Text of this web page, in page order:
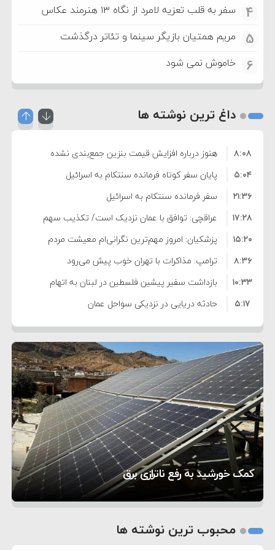
4 سفر به قلب تعزیه لامرد از نگاه ۱۳ هنرمند عکاس
5 مریم همتیان بازیگر سینما و تئاتر درگذشت
6 خاموش نمی شود
داغ ترین نوشته ها
هنوز درباره افزایش قیمت بنزین جمع‌بندی نشده
است/ کالا برگ قطعا افزایش می‌یابد
۸:۰۸
پایان سفر کوتاه فرمانده سنتکام به اسرائیل
۵:۰۴
سفر فرمانده سنتکام به اسرائیل
۲۱:۳۶
عراقچی: توافق با عمان نزدیک است/ تکذیب سهم
۱۱ درصدی ایران از خزر
۱۷:۲۸
پزشکیان: امروز مهم‌ترین نگرانی‌ام معیشت مردم
است
۱۵:۲۰
ترامپ: مذاکرات با تهران خوب پیش می‌رود
۸:۳۶
بازداشت سفیر پیشین فلسطین در لبنان به اتهام
فساد و اختلاس اموال
۱۰:۳۳
حادثه دریایی در نزدیکی سواحل عمان
۵:۱۷
معاون دفتر پزشکیان: ادعای استعفای رئیس‌جمهور
واهی و کذب محض است
۴:۴۱
زمان و تاریخ مذاکرات آمریکا و ایران هنوز نهایی
نشده است
۲۰:۳۹
وزیر جنگ آمریکا: ماشین جنگی ما آماده حمله
نظامی علیه ایران است
۶:۵۰
موافقت ترامپ با لغو حمله به ایران
۶:۲۱
هشدار عراقچی به همتای عربستانی درباره همراهی با
آمریکا
۲:۱۵
مقام ارشد امنیتی: برنامه گسترده‌ای برای پاسخ به
دیوانگی آمریکا داریم
۷:۱۰
ترامپ دستور حملات جدید علیه ایران را صادر کرد
۵:۴۵
کمک خورشید به رفع ناترازی برق
تحسین کارگردان «جنگ و صلح» از سینمای ایران؛ روایتی
از عشق عمیق به مردم
۵ شهر افسانه‌ای هخامنشی که هنوز هم زنده هستند
2
محبوب ترین نوشته ها